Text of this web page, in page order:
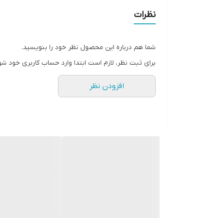
نظرات
شما هم درباره این محصول نظر خود را بنویسید.
برای ثبت نظر، لازم است ابتدا وارد حساب کاربری خود
افزودن نظر